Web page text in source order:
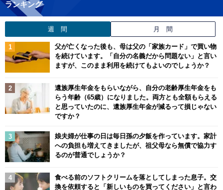
ランキング
週 間 月 間
父が亡くなった後も、母は父の「家族カード」で買い物
を続けています。「自分の名義だから問題ない」と言い
ますが、このまま利用を続けてもよいのでしょうか？
遺族厚生年金をもらいながら、自分の老齢厚生年金をも
らう年齢（65歳）になりました。両方とも全額もらえる
と思っていたのに、遺族厚生年金が減るって損じゃない
ですか？
娘夫婦が仕事の日は毎日孫の夕飯を作っています。家計
への負担も増えてきましたが、祖父母なら無償で協力す
るのが普通でしょうか？
食べる前のソフトクリームを落としてしまった息子。交
換を依頼すると「新しいものを買ってください」と言わ